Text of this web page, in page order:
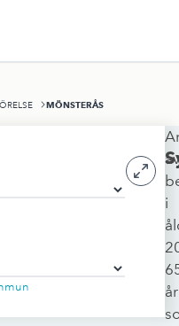
MÖNSTERÅS
av
i
år